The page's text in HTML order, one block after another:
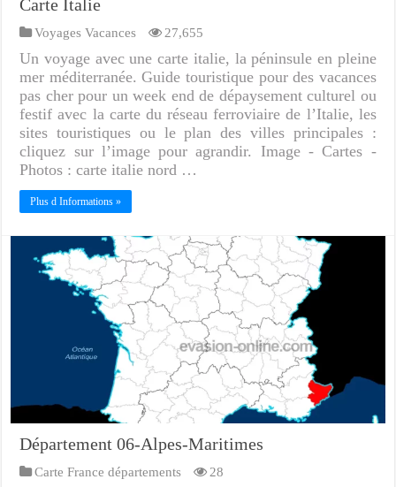
Carte Italie
Voyages Vacances 27,655
Un voyage avec une carte italie, la péninsule en pleine
mer méditerranée. Guide touristique pour des vacances
pas cher pour un week end de dépaysement culturel ou
festif avec la carte du réseau ferroviaire de l’Italie, les
sites touristiques ou le plan des villes principales :
cliquez sur l’image pour agrandir. Image - Cartes -
Photos : carte italie nord …
Plus d Informations »
Département 06-Alpes-Maritimes
Carte France départements 28